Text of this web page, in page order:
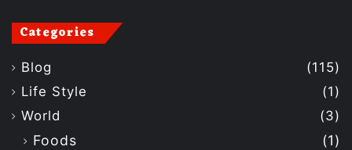
Categories
Blog
(115)
Life Style
(1)
World
(3)
Foods (1)